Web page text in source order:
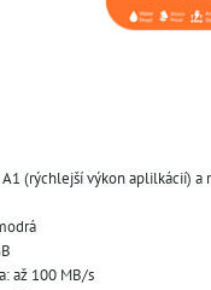
(rýchlejší výkon aplilkácií)
až 100 MB/s